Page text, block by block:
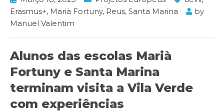
Erasmus+, Marià Fortuny, Reus, Santa Marina
by
Manuel Valentim
Alunos das escolas Marià
Fortuny e Santa Marina
terminam visita a Vila Verde
com experiências